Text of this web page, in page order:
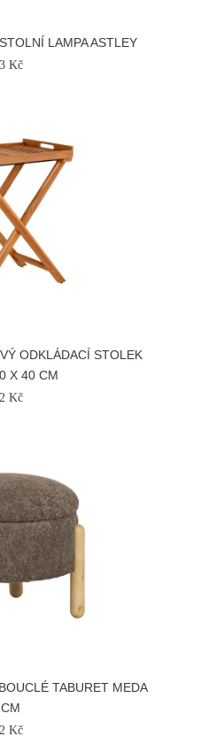
LAMPA ASTLEY
Kč
ODKLÁDACÍ STOLEK
X 40 CM
Kč
TABURET MEDA
Kč